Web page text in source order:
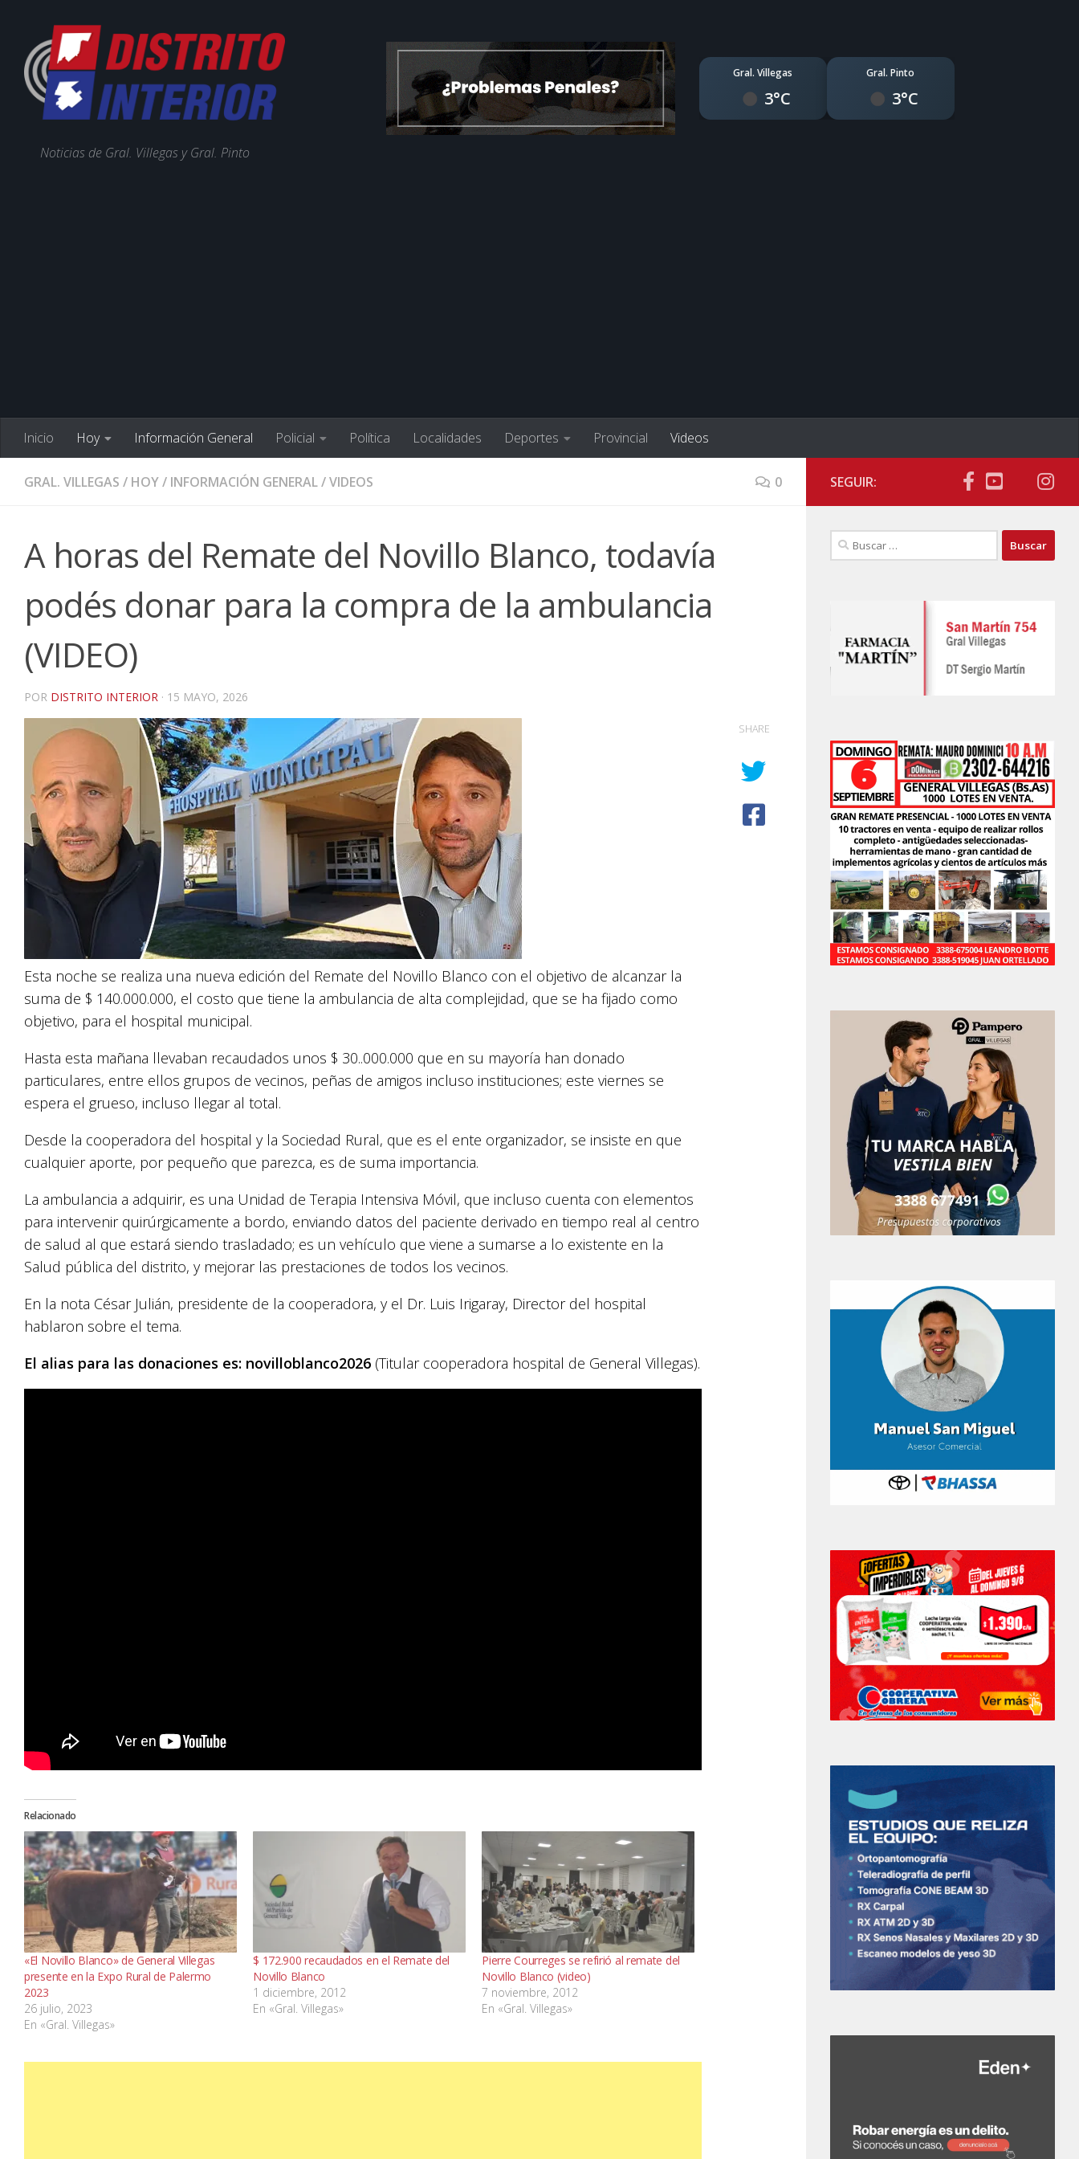
Noticias de Gral. Villegas y Gral. Pinto
Gral. Villegas
3°C
Gral. Pinto
3°C
Inicio Hoy Información General Policial Política Localidades Deportes Provincial Videos
GRAL. VILLEGAS / HOY/ INFORMACIÓN GENERAL/VIDEOS 0
A horas del Remate del Novillo Blanco, todavía
podés donar para la compra de la ambulancia
(VIDEO)
POR DISTRITO INTERIOR · 15 MAYO, 2026
Esta noche se realiza una nueva edición del Remate del Novillo Blanco con el objetivo de alcanzar la
suma de $ 140.000.000, el costo que tiene la ambulancia de alta complejidad, que se ha fijado como
objetivo, para el hospital municipal.
Hasta esta mañana llevaban recaudados unos $ 30..000.000 que en su mayoría han donado
particulares, entre ellos grupos de vecinos, peñas de amigos incluso instituciones; este viernes se
espera el grueso, incluso llegar al total.
Desde la cooperadora del hospital y la Sociedad Rural, que es el ente organizador, se insiste en que
cualquier aporte, por pequeño que parezca, es de suma importancia.
La ambulancia a adquirir, es una Unidad de Terapia Intensiva Móvil, que incluso cuenta con elementos
para intervenir quirúrgicamente a bordo, enviando datos del paciente derivado en tiempo real al centro
de salud al que estará siendo trasladado; es un vehículo que viene a sumarse a lo existente en la
Salud pública del distrito, y mejorar las prestaciones de todos los vecinos.
En la nota César Julián, presidente de la cooperadora, y el Dr. Luis Irigaray, Director del hospital
hablaron sobre el tema.
El alias para las donaciones es: novilloblanco2026 (Titular cooperadora hospital de General Villegas).
Relacionado
«El Novillo Blanco» de General Villegas
presente en la Expo Rural de Palermo
2023
26 julio, 2023
En «Gral. Villegas»
$ 172.900 recaudados en el Remate del
Novillo Blanco
1 diciembre, 2012
En «Gral. Villegas»
Pierre Courreges se refirió al remate del
Novillo Blanco (video)
7 noviembre, 2012
En «Gral. Villegas»
SHARE
SEGUIR:
Buscar: